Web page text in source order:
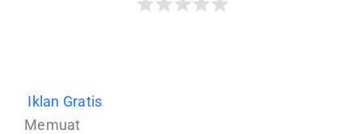
Iklan Gratis
Memuat